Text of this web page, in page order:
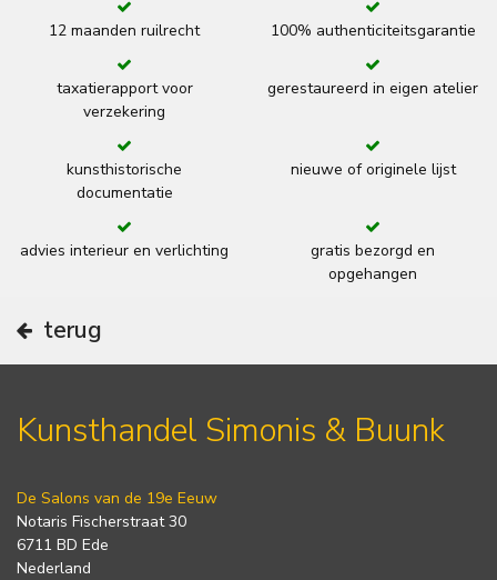
12 maanden ruilrecht 100% authenticiteitsgarantie
taxatierapport voor
verzekering
gerestaureerd in eigen atelier
kunsthistorische
documentatie
nieuwe of originele lijst
advies interieur en verlichting
gratis bezorgd en
opgehangen
terug
Kunsthandel Simonis & Buunk
De Salons van de 19e Eeuw
Notaris Fischerstraat 30
6711 BD Ede
Nederland